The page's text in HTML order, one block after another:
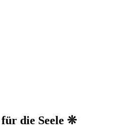
die Seele ❊